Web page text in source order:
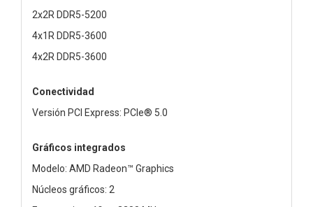
2x2R DDR5-5200
4x1R DDR5-3600
4x2R DDR5-3600
Conectividad
Versión PCI Express: PCIe® 5.0
Gráficos integrados
Modelo: AMD Radeon™ Graphics
Núcleos gráficos: 2